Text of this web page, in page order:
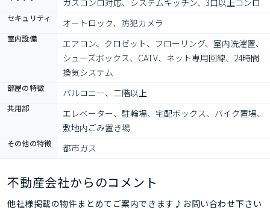
ガスコンロ対応、システムキッチン、3口以上コンロ
セキュリティ オートロック、防犯カメラ
室内設備
エアコン、クロゼット、フローリング、室内洗濯置、
シューズボックス、CATV、ネット専用回線、24時間
換気システム
部屋の特徴 バルコニー、二階以上
共用部
エレベーター、駐輪場、宅配ボックス、バイク置場、
敷地内ごみ置き場
その他の特徴 都市ガス
不動産会社からのコメント
他社様掲載の物件まとめてご案内できます♪お問い合わせ下さい